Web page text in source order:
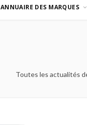
ANNUAIRE DES MARQUES
Toutes les actualités